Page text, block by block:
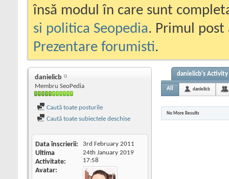
însă modul în care sunt
si politica Seopedia. Primul
Prezentare forumisti.
danielicb
Membru SeoPedia
Caută toate posturile
Caută toate subiectele deschise
Data înscrierii 3rd February 2011
Ultima
Activitate
24th January 2019
17:58
Avatar
danielicb's Activity
All danielicb
No More Results